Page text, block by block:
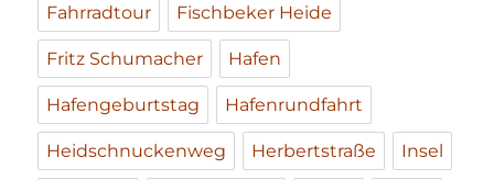
Fahrradtour Fischbeker Heide
Fritz Schumacher Hafen
Hafengeburtstag Hafenrundfahrt
Heidschnuckenweg Herbertstraße Insel